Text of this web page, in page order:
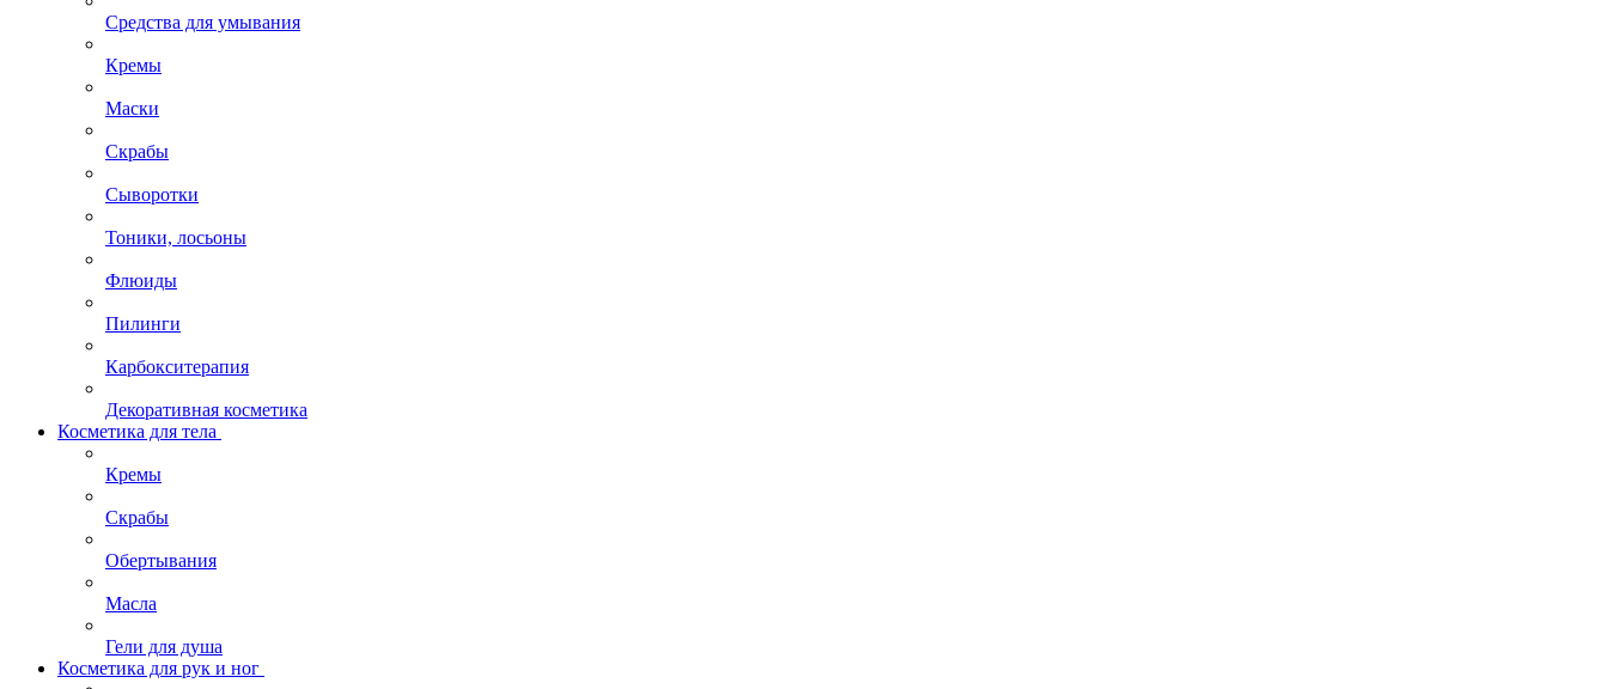
Средства для умывания
Кремы
Маски
Скрабы
Сыворотки
Тоники, лосьоны
Флюиды
Пилинги
Карбокситерапия
Декоративная косметика
Косметика для тела
Кремы
Скрабы
Обертывания
Масла
Гели для душа
Косметика для рук и ног